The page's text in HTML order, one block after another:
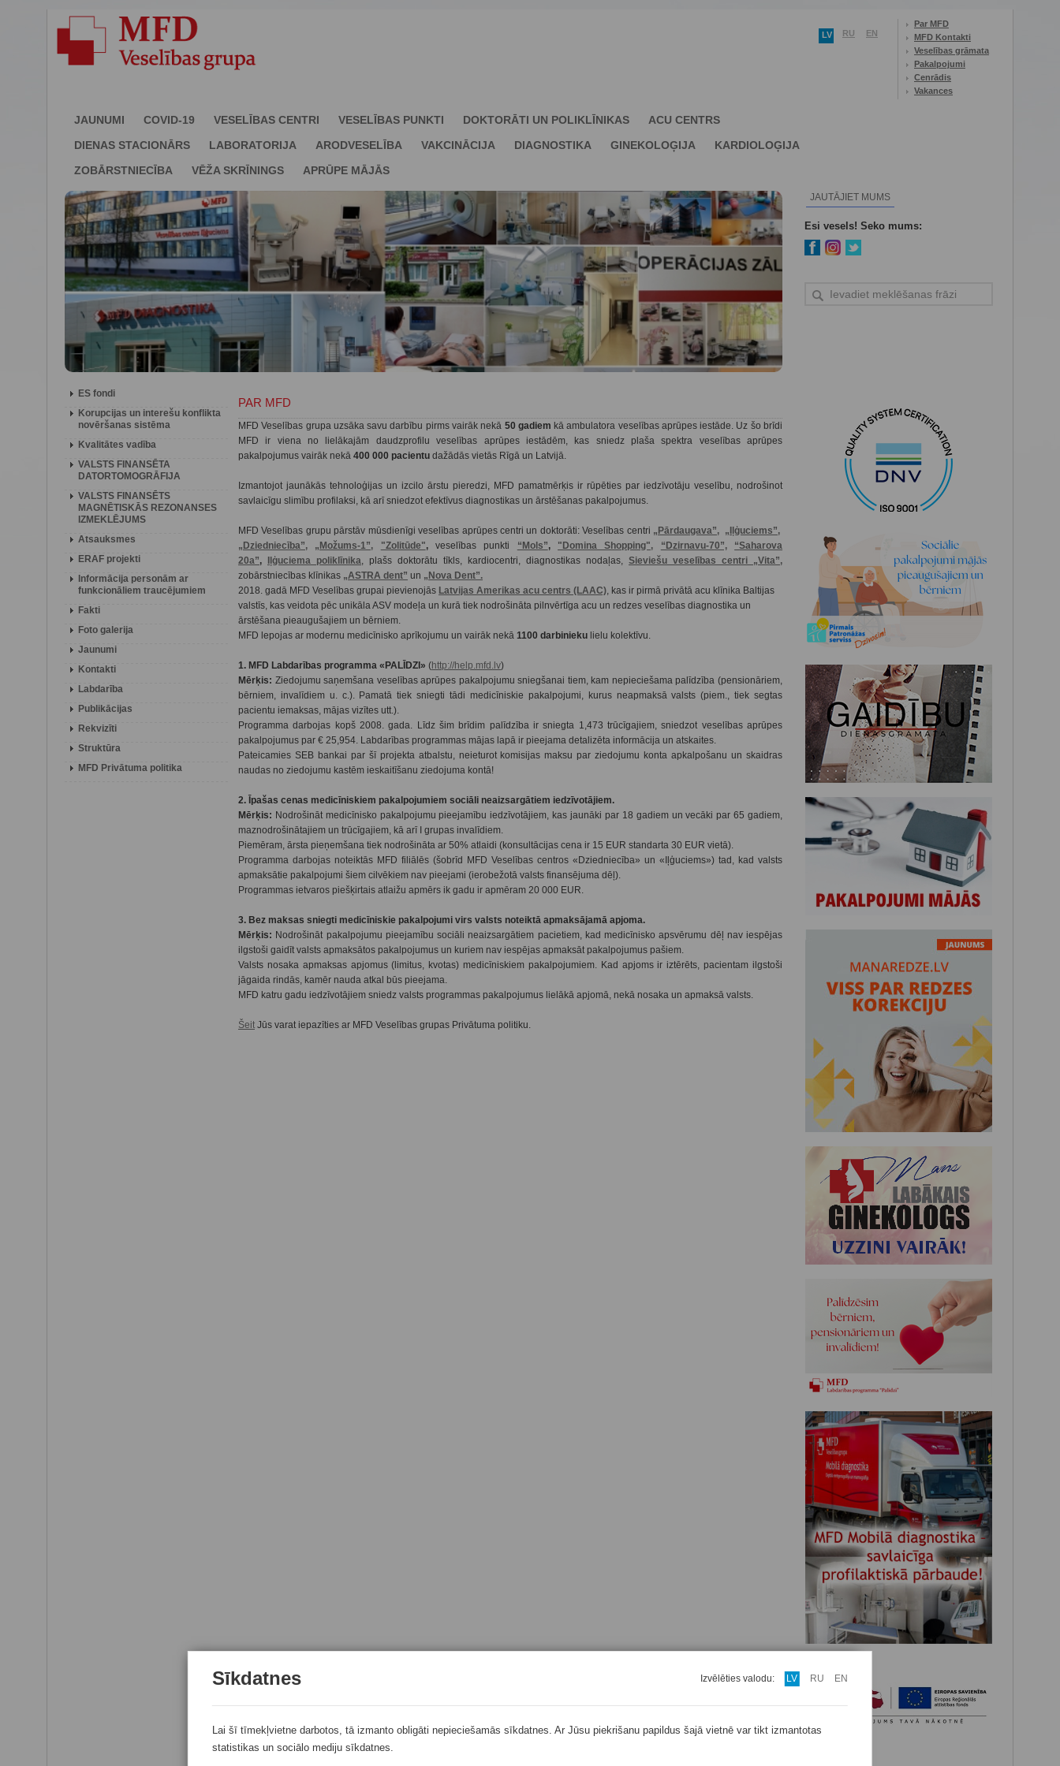
LV RU EN
Par MFD
MFD Kontakti
Veselības grāmata
Pakalpojumi
Cenrādis
Vakances
JAUNUMI COVID-19 VESELĪBAS CENTRI VESELĪBAS PUNKTI DOKTORĀTI UN POLIKLĪNIKAS
ACU CENTRS
DIENAS STACIONĀRS
LABORATORIJA ARODVESELĪBA VAKCINĀCIJA DIAGNOSTIKA GINEKOLOĢIJA
KARDIOLOĢIJA
ZOBĀRSTNIECĪBA
VĒŽA SKRĪNINGS APRŪPE MĀJĀS
JAUTĀJIET MUMS
Esi vesels! Seko mums:
ES fondi
Korupcijas un interešu konflikta
novēršanas sistēma
Kvalitātes vadība
VALSTS FINANSĒTA
DATORTOMOGRĀFIJA
VALSTS FINANSĒTS
MAGNĒTISKĀS REZONANSES
IZMEKLĒJUMS
Atsauksmes
ERAF projekti
Informācija personām ar
funkcionāliem traucējumiem
Fakti
Foto galerija
Jaunumi
Kontakti
Labdarība
Publikācijas
Rekvizīti
Struktūra
MFD Privātuma politika
PAR MFD
MFD Veselības grupa uzsāka savu darbību pirms vairāk nekā 50 gadiem kā ambulatora veselības aprūpes iestāde. Uz šo brīdi
MFD ir viena no lielākajām daudzprofilu veselības aprūpes iestādēm, kas sniedz plaša spektra veselības aprūpes
pakalpojumus vairāk nekā 400 000 pacientu dažādās vietās Rīgā un Latvijā.
Izmantojot jaunākās tehnoloģijas un izcilo ārstu pieredzi, MFD pamatmērķis ir rūpēties par iedzīvotāju veselību, nodrošinot
savlaicīgu slimību profilaksi, kā arī sniedzot efektīvus diagnostikas un ārstēšanas pakalpojumus.
MFD Veselības grupu pārstāv mūsdienīgi veselības aprūpes centri un doktorāti: Veselības centri „Pārdaugava”, „Iļģuciems”,
„Dziedniecība”,
„Možums-1”, "Zolitūde",veselības punkti “Mols”, "Domina Shopping", “Dzirnavu-70”, “Saharova
20a”, Iļģuciema poliklīnika, plašs doktorātu tīkls, kardiocentri, diagnostikas nodaļas, Sieviešu veselības centri „Vita”,
zobārstniecības klīnikas „ASTRA dent” un „Nova Dent”.
2018. gadā MFD Veselības grupai pievienojās Latvijas Amerikas acu centrs (LAAC), kas ir pirmā privātā acu klīnika Baltijas
valstīs, kas veidota pēc unikāla ASV modeļa un kurā tiek nodrošināta pilnvērtīga acu un redzes veselības diagnostika un
ārstēšana pieaugušajiem un bērniem.
MFD lepojas ar modernu medicīnisko aprīkojumu un vairāk nekā 1100 darbinieku lielu kolektīvu.
1. MFD Labdarības programma «PALĪDZI» (http://help.mfd.lv)
Mērķis: Ziedojumu saņemšana veselības aprūpes pakalpojumu sniegšanai tiem, kam nepieciešama palīdzība (pensionāriem,
bērniem, invalīdiem u. c.). Pamatā tiek sniegti tādi medicīniskie pakalpojumi, kurus neapmaksā valsts (piem., tiek segtas
pacientu iemaksas, mājas vizītes utt.).
Programma darbojas kopš 2008. gada. Līdz šim brīdim palīdzība ir sniegta 1,473 trūcīgajiem, sniedzot veselības aprūpes
pakalpojumus par € 25,954. Labdarības programmas mājas lapā ir pieejama detalizēta informācija un atskaites.
Pateicamies SEB bankai par šī projekta atbalstu, neieturot komisijas maksu par ziedojumu konta apkalpošanu un skaidras
naudas no ziedojumu kastēm ieskaitīšanu ziedojuma kontā!
2. Īpašas cenas medicīniskiem pakalpojumiem sociāli neaizsargātiem iedzīvotājiem.
Mērķis: Nodrošināt medicīnisko pakalpojumu pieejamību iedzīvotājiem, kas jaunāki par 18 gadiem un vecāki par 65 gadiem,
maznodrošinātajiem un trūcīgajiem, kā arī I grupas invalīdiem.
Piemēram, ārsta pieņemšana tiek nodrošināta ar 50% atlaidi (konsultācijas cena ir 15 EUR standarta 30 EUR vietā).
Programma darbojas noteiktās MFD filiālēs (šobrīd MFD Veselības centros «Dziedniecība» un «Iļģuciems») tad, kad valsts
apmaksātie pakalpojumi šiem cilvēkiem nav pieejami (ierobežotā valsts finansējuma dēļ).
Programmas ietvaros piešķirtais atlaižu apmērs ik gadu ir apmēram 20 000 EUR.
3. Bez maksas sniegti medicīniskie pakalpojumi virs valsts noteiktā apmaksājamā apjoma.
Mērķis: Nodrošināt pakalpojumu pieejamību sociāli neaizsargātiem pacietiem, kad medicīnisko apsvērumu dēļ nav iespējas
ilgstoši gaidīt valsts apmaksātos pakalpojumus un kuriem nav iespējas apmaksāt pakalpojumus pašiem.
Valsts nosaka apmaksas apjomus (limitus, kvotas) medicīniskiem pakalpojumiem. Kad apjoms ir iztērēts, pacientam ilgstoši
jāgaida rindās, kamēr nauda atkal būs pieejama.
MFD katru gadu iedzīvotājiem sniedz valsts programmas pakalpojumus lielākā apjomā, nekā nosaka un apmaksā valsts.
Šeit Jūs varat iepazīties ar MFD Veselības grupas Privātuma politiku.
Sīkdatnes Izvēlēties valodu: LV RU EN
Lai šī tīmekļvietne darbotos, tā izmanto obligāti nepieciešamās sīkdatnes. Ar Jūsu piekrišanu papildus šajā vietnē var tikt izmantotas
statistikas un sociālo mediju sīkdatnes.